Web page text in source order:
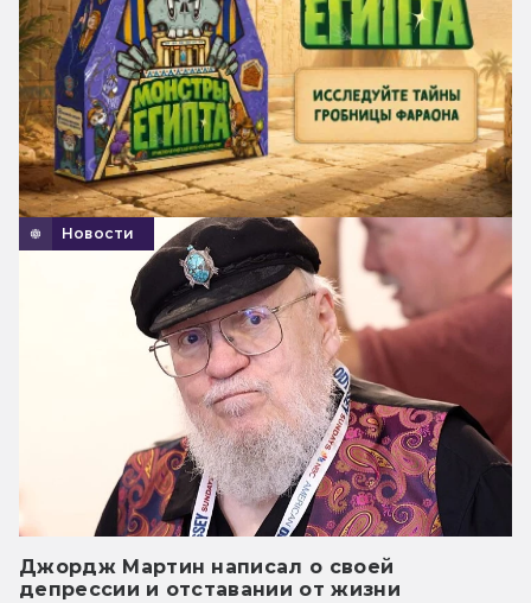
Новости
Джордж Мартин написал о своей
депрессии и отставании от жизни